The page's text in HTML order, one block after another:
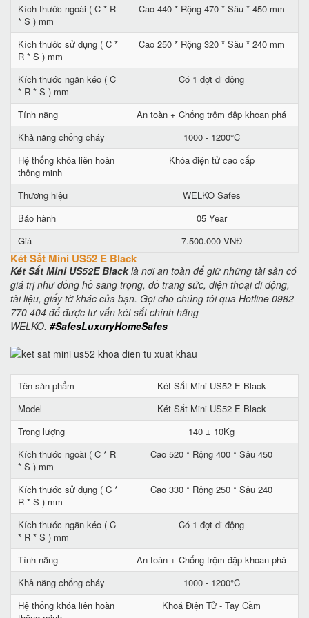
Kích thước ngoài ( C * R
* S ) mm
Cao 440 * Rộng 470 * Sâu * 450 mm
Kích thước sử dụng ( C *
R * S ) mm
Cao 250 * Rộng 320 * Sâu * 240 mm
Kích thước ngăn kéo ( C
* R * S ) mm
Có 1 đợt di động
Tính năng
An toàn + Chống trộm đập khoan phá
Khả năng chống cháy
1000 - 1200°C
Hệ thống khóa liên hoàn
thông minh
Khóa điện tử cao cấp
Thương hiệu
WELKO Safes
Bảo hành
05 Year
Giá
7.500.000 VNĐ
Két Sắt Mini US52 E Black
Két Sắt Mini US52E Blacklà nơi an toàn để giữ những tài sản có
giá trị như đồng hồ sang trọng, đồ trang sức, điện thoại di động,
tài liệu, giấy tờ khác của bạn. Gọi cho chúng tôi qua Hotline 0982
770 404 để được tư vấn két sắt chính hãng
WELKO. #SafesLuxuryHomeSafes
Tên sản phẩm
Két Sắt Mini US52 E Black
Model
Két Sắt Mini US52 E Black
Trọng lượng
140 ± 10Kg
Kích thước ngoài ( C * R
* S ) mm
Cao 520 * Rộng 400 * Sâu 450
Kích thước sử dụng ( C *
R * S ) mm
Cao 330 * Rộng 250 * Sâu 240
Kích thước ngăn kéo ( C
* R * S ) mm
Có 1 đợt di động
Tính năng
An toàn + Chống trộm đập khoan phá
Khả năng chống cháy
1000 - 1200°C
Hệ thống khóa liên hoàn
Khoá Điện Tử - Tay Cầm